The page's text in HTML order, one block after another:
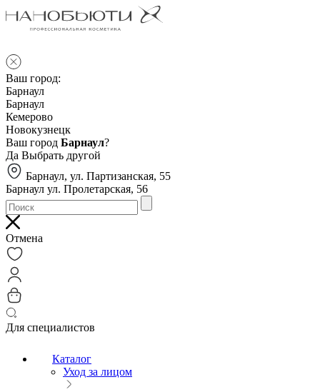
Ваш город:
Барнаул
Барнаул
Кемерово
Новокузнецк
Ваш город Барнаул?
Да Выбрать другой
Барнаул, ул. Партизанская, 55
Барнаул ул. Пролетарская, 56
Отмена
Для специалистов
Каталог
Уход за лицом